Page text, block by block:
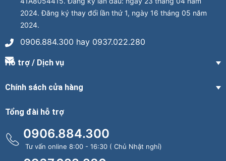
2024. Đăng ký thay đổi lần thứ 1, ngày 16 tháng 05 năm
2024.
0906.884.300 hay 0937.022.280
Hỗ trợ / Dịch vụ
Chính sách cửa hàng
Tổng đài hỗ trợ
0906.884.300
Tư vấn online 8:00 - 16:30 ( Chủ Nhật nghỉ)